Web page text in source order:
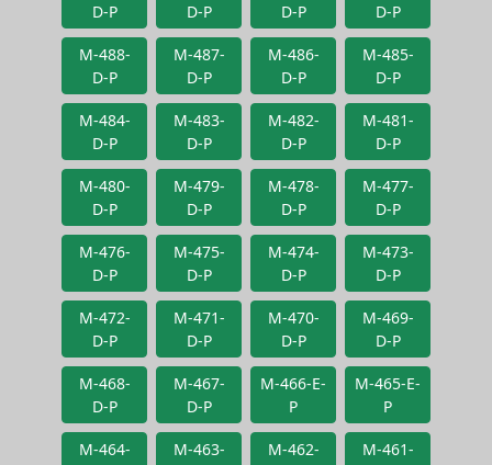
D-P
D-P
D-P
D-P
M-488-
D-P
M-487-
D-P
M-486-
D-P
M-485-
D-P
M-484-
D-P
M-483-
D-P
M-482-
D-P
M-481-
D-P
M-480-
D-P
M-479-
D-P
M-478-
D-P
M-477-
D-P
M-476-
D-P
M-475-
D-P
M-474-
D-P
M-473-
D-P
M-472-
D-P
M-471-
D-P
M-470-
D-P
M-469-
D-P
M-468-
D-P
M-467-
D-P
M-466-E-
P
M-465-E-
P
M-464-
M-463-
M-462-
M-461-